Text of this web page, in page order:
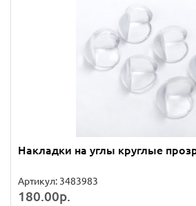
Накладки на углы круглые
Артикул: 3483983
180.00р.